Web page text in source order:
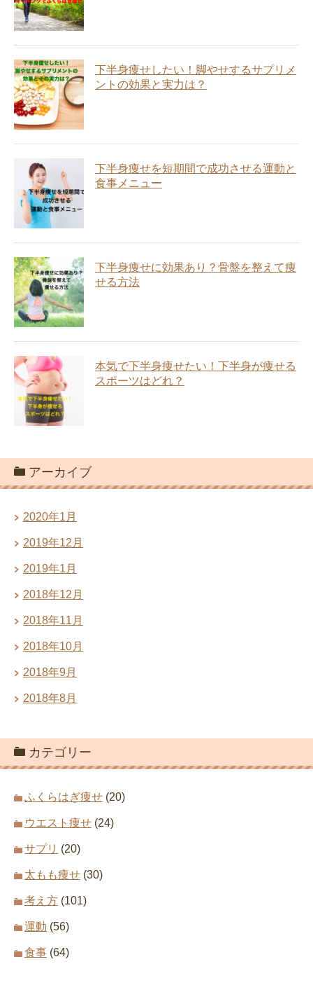
下半身痩せしたい！脚やせするサプリメ
ントの効果と実力は？
下半身痩せを短期間で成功させる運動と
食事メニュー
下半身痩せに効果あり？骨盤を整えて痩
せる方法
本気で下半身痩せたい！下半身が痩せる
スポーツはどれ？
アーカイブ
2020年1月
2019年12月
2019年1月
2018年12月
2018年11月
2018年10月
2018年9月
2018年8月
カテゴリー
ふくらはぎ痩せ (20)
ウエスト痩せ (24)
サプリ (20)
太もも痩せ (30)
考え方 (101)
運動 (56)
食事 (64)